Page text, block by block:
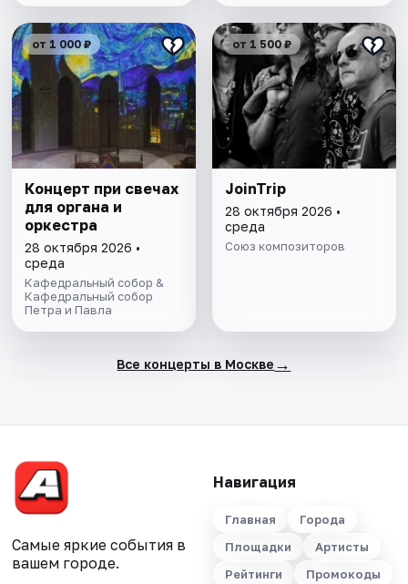
от 1 000 ₽
Концерт при свечах
для органа и
оркестра
28 октября 2026 •
среда
Кафедральный собор &
Кафедральный собор
Петра и Павла
от 1 500 ₽
JoinTrip
28 октября 2026 •
среда
Союз композиторов
Все концерты в Москве →
Самые яркие события в
вашем городе.
Навигация
Главная
Города
Площадки
Артисты
Рейтинги
Промокоды